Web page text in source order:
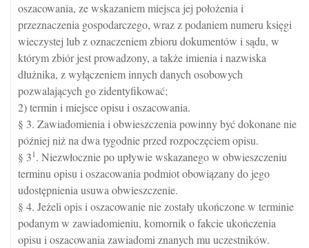
oszacowania, ze wskazaniem miejsca jej położenia i
przeznaczenia gospodarczego, wraz z podaniem numeru księgi
wieczystej lub z oznaczeniem zbioru dokumentów i sądu, w
którym zbiór jest prowadzony, a także imienia i nazwiska
dłużnika, z wyłączeniem innych danych osobowych
pozwalających go zidentyfikować;
2) termin i miejsce opisu i oszacowania.
§ 3. Zawiadomienia i obwieszczenia powinny być dokonane nie
później niż na dwa tygodnie przed rozpoczęciem opisu.
§ 31. Niezwłocznie po upływie wskazanego w obwieszczeniu
terminu opisu i oszacowania podmiot obowiązany do jego
udostępnienia usuwa obwieszczenie.
§ 4. Jeżeli opis i oszacowanie nie zostały ukończone w terminie
podanym w zawiadomieniu, komornik o fakcie ukończenia
opisu i oszacowania zawiadomi znanych mu uczestników.